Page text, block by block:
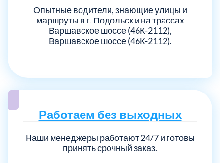
Опытные водители, знающие улицы и
маршруты в г. Подольск и на трассах
Варшавское шоссе (46К-2112),
Варшавское шоссе (46К-2112).
Работаем без выходных
Наши менеджеры работают 24/7 и готовы
принять срочный заказ.